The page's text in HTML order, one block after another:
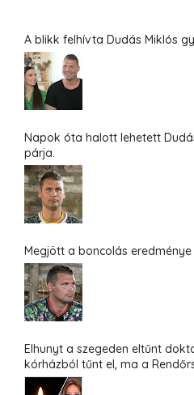
A blikk felhívta Dudás Miklós
Napok óta halott lehetett
párja.
Megjött a boncolás eredménye
Elhunyt a szegeden eltűnt
kórházból tűnt el, ma a